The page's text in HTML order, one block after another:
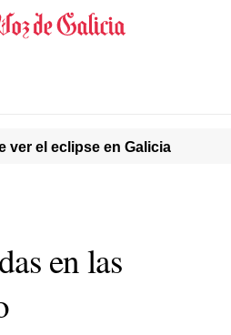
ver el eclipse en Galicia
en las